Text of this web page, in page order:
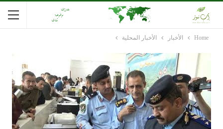
Home الأخبار الأخبار المحلية